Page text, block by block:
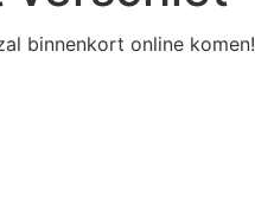
binnenkort online komen!